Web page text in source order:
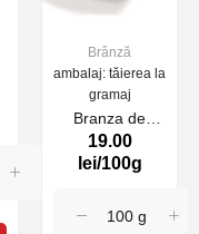
Brânză
ambalaj: tăierea la
gramaj
Branza de
capra kg
19.00
lei/100g